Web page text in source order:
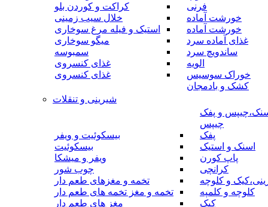
فرنی
خورشت آماده
خورشت آماده
غذای آماده سرد
ساندویچ سرد
الویه
خوراک سوسیس
کشک و بادمجان
کراکت و کوردن بلو
خلال سیب زمینی
استیک و فیله مرغ سوخاری
میگو سوخاری
سمبوسه
غذای کنسروی
غذای کنسروی
شیرینی و تنقلات
و پفک
چیپس
پفک
اسنک و استیک
پاپ کورن
کرانچی
و کلوچه
کلوچه و کلمپه
کیک
بیسکوئیت و ویفر
بیسکوئیت
ویفر و میشکا
چوب شور
تخمه و مغزهای طعم دار
تخمه و مغز تخمه های طعم دار
مغز های طعم دار